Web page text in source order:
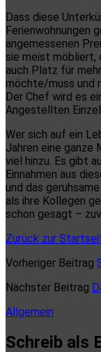
Dass diese
Ferienwohnungen
angemessenen
sie meist
auch Platz für
möchte/muss und
Der Chef wird es
Angestellten
Wer sich auf ein
Jahren eine ganze
viel hinzu. Es gibt
Einnahmen aus
und das
als ihre Kollegen
schon gesagt –
Zurück zur
Vorheriger Beitrag
Nächster Beitrag
Allgemein
Schreib als